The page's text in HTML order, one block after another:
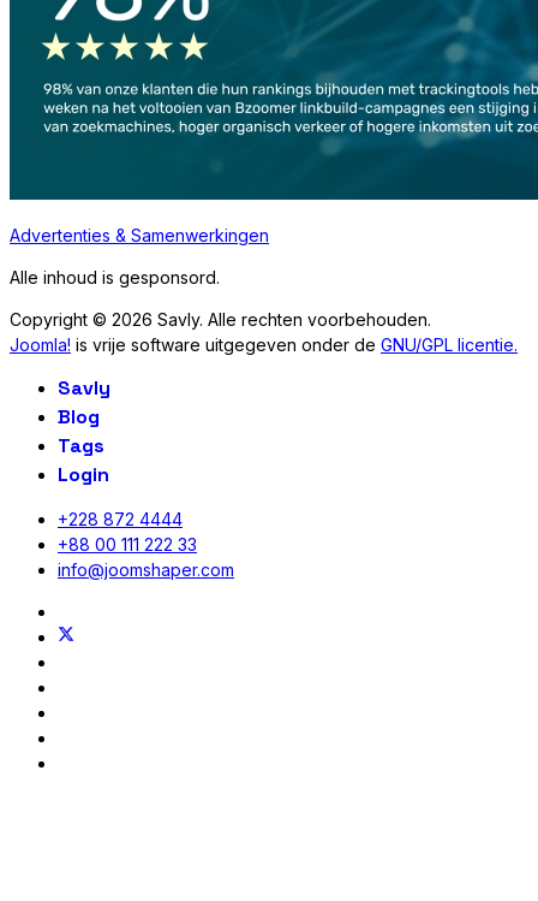
Advertenties & Samenwerkingen
Alle inhoud is gesponsord.
Copyright © 2026 Savly. Alle rechten voorbehouden.
Joomla! is vrije software uitgegeven onder de GNU/GPL licentie.
Savly
Blog
Tags
Login
+228 872 4444
+88 00 111 222 33
info@joomshaper.com